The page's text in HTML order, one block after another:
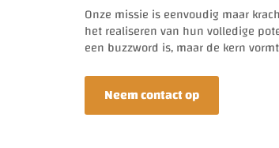
Onze missie is eenvoudig maar
het realiseren van hun volledige
een buzzword is, maar de kern
Neem contact op